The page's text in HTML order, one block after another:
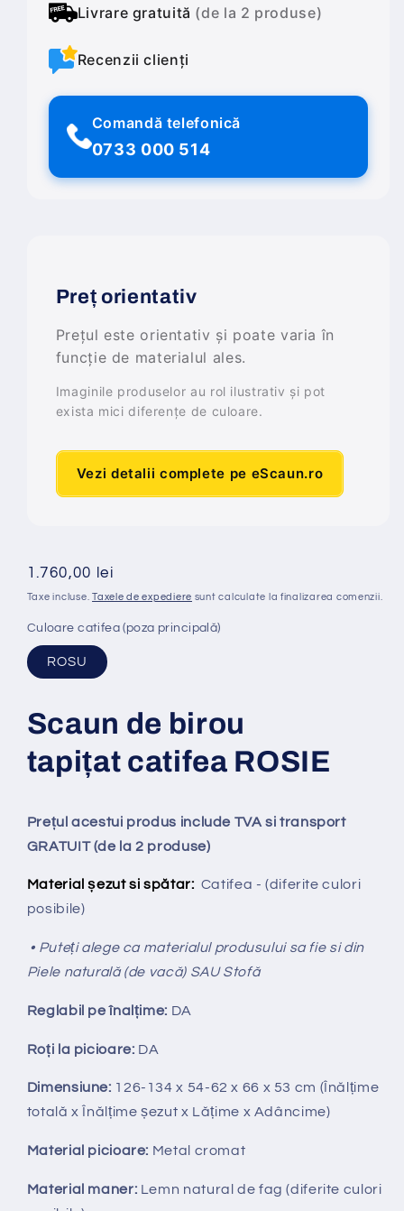
Livrare gratuită (de la 2 produse)
Recenzii clienți
Comandă telefonică
0733 000 514
Preț orientativ
Prețul este orientativ și poate varia în
funcție de materialul ales.
Imaginile produselor au rol ilustrativ și pot
exista mici diferențe de culoare.
Vezi detalii complete pe eScaun.ro
Preț
obișnuit
1.760,00 lei
Taxe incluse.Taxele de expediere sunt calculate la finalizarea comenzii.
Culoare catifea (poza principală)
ROSU
Scaun de birou
tapițat catifea ROSIE
Prețul acestui produs include TVA si transport
GRATUIT (de la 2 produse)
Material șezut si spătar: Catifea - (diferite culori
posibile)
• Puteți alege ca materialul produsului sa fie si din
Piele naturală (de vacă) SAU Stofă
Reglabil peînal țime: DA
Roți la picioare: DA
Dimensiune: 126-134 x 54-62 x 66 x 53 cm (Înălțime
totală x Înălțimeșezut x Lățime x Adâncime)
Material picioare: Metal cromat
Material maner: Lemn natural de fag (diferite culori